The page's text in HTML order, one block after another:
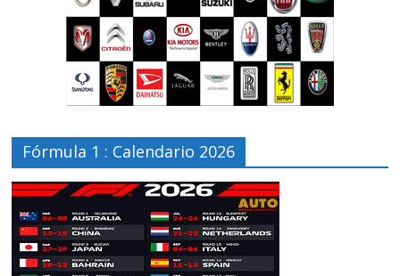
Fórmula 1 : Calendario 2026